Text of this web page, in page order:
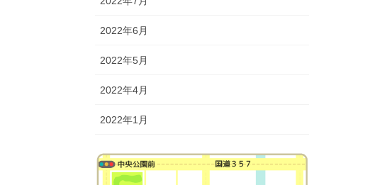
2022年6月
2022年5月
2022年4月
2022年1月